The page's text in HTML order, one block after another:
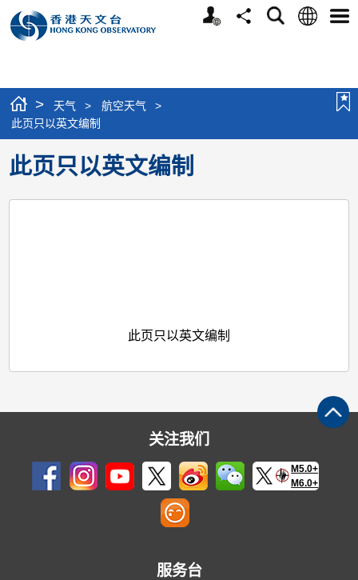
个
分
搜
语
选
> 天气 > 航空天气
>
此页只以英文编制
此页只以英文编制
此页只以英文编制
关注我们
M5.0+
M6.0+
服务台